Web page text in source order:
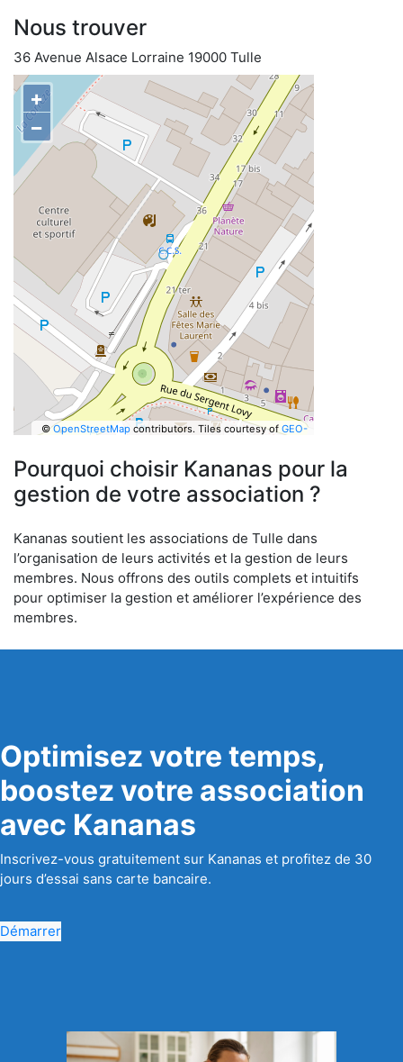
Nous trouver
36 Avenue Alsace Lorraine 19000 Tulle
+
−
©OpenStreetMapcontributors. Tiles courtesy of GEO-
Pourquoi choisir Kananas pour la
gestion de votre association ?
Kananas soutient les associations de Tulle dans
l’organisation de leurs activités et la gestion de leurs
membres. Nous offrons des outils complets et intuitifs
pour optimiser la gestion et améliorer l’expérience des
membres.
Optimisez votre temps,
boostez votre association
avec Kananas
Inscrivez-vous gratuitement sur Kananas et profitez de 30
jours d’essai sans carte bancaire.
Démarrer